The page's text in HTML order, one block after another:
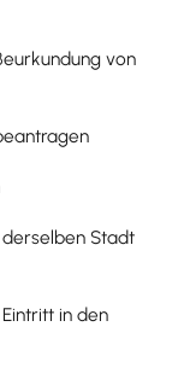
von
Stadt
in den